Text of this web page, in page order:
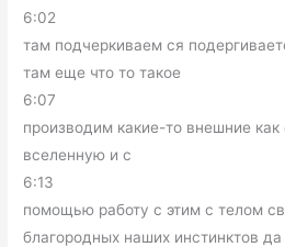
6:02
там подчеркиваем ся
там еще что то такое
6:07
производим какие-то внешние
вселенную и с
6:13
помощью работу с этим с телом
благородных наших инстинктов